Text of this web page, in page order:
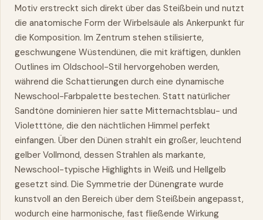
Motiv erstreckt sich direkt über das Steißbein und nutzt
die anatomische Form der Wirbelsäule als Ankerpunkt für
die Komposition. Im Zentrum stehen stilisierte,
geschwungene Wüstendünen, die mit kräftigen, dunklen
Outlines im Oldschool-Stil hervorgehoben werden,
während die Schattierungen durch eine dynamische
Newschool-Farbpalette bestechen. Statt natürlicher
Sandtöne dominieren hier satte Mitternachtsblau- und
Violetttöne, die den nächtlichen Himmel perfekt
einfangen. Über den Dünen strahlt ein großer, leuchtend
gelber Vollmond, dessen Strahlen als markante,
Newschool-typische Highlights in Weiß und Hellgelb
gesetzt sind. Die Symmetrie der Dünengrate wurde
kunstvoll an den Bereich über dem Steißbein angepasst,
wodurch eine harmonische, fast fließende Wirkung